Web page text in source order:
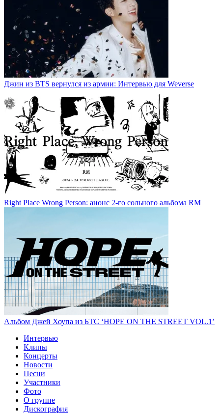
Джин из BTS вернулся из армии: Интервью для Weverse
Right Place Wrong Person: анонс 2-го сольного альбома RM
Альбом Джей Хоупа из БТС ‘HOPE ON THE STREET VOL.1’
Интервью
Клипы
Концерты
Новости
Песни
Участники
Фото
О группе
Дискография